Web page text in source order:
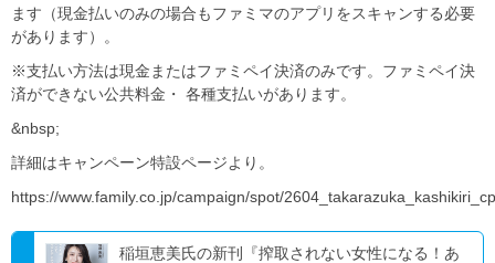
ます（現金払いのみの場合もファミマのアプリをスキャンする必要
があります）。
※支払い方法は現金またはファミペイ決済のみです。ファミペイ決
済ができない公共料金・ 各種支払いがあります。
&nbsp;
詳細はキャンペーン特設ページより。
https://www.family.co.jp/campaign/spot/
稲垣恵美氏の新刊『搾取されない女性になる！あ